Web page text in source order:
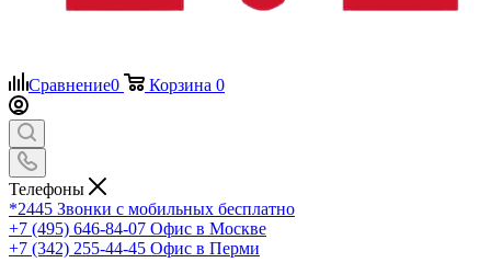
Сравнение0 Корзина 0
Телефоны
*2445 Звонки с мобильных бесплатно
+7 (495) 646-84-07 Офис в Москве
+7 (342) 255-44-45 Офис в Перми